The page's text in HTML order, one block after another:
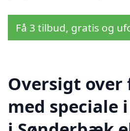
Få 3 tilbud, gratis og
Oversigt
med speciale